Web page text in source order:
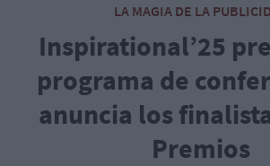
LA MAGIA DE LA
Inspirational’25
programa de
anuncia los
Premios